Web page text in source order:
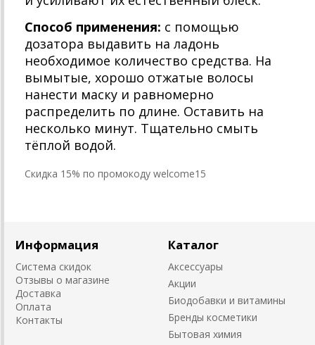
Способ применения: с помощью
дозатора выдавить на ладонь
необходимое количество средства. На
вымытые, хорошо отжатые волосы
нанести маску и равномерно
распределить по длине. Оставить на
несколько минут. Тщательно смыть
тёплой водой.
Cкидка 15% по промокоду welcome15
Информация
Система скидок
Отзывы о магазине
Доставка
Оплата
Контакты
Каталог
Аксессуары
Акции
Биодобавки и витамины
Бренды косметики
Бытовая химия